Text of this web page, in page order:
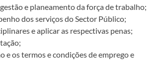
e planeamento da força de trabalho;
dos serviços do Sector Público;
e aplicar as respectivas penas;
e os termos e condições de emprego e